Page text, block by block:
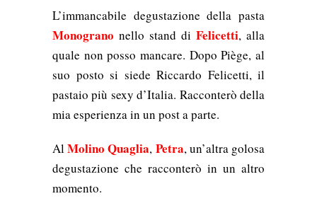
L’immancabile degustazione della pasta
Monograno nello stand di Felicetti, alla
quale non posso mancare. Dopo Piège, al
suo posto si siede Riccardo Felicetti, il
pastaio più sexy d’Italia. Racconterò della
mia esperienza in un post a parte.
AlMolino Quaglia, Petra, un’altra golosa
degustazione che racconterò in un altro
momento.